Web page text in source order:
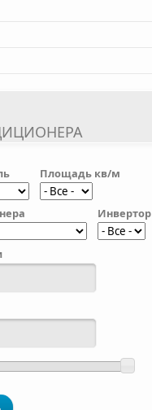
Площадь кв/м
Инвертор